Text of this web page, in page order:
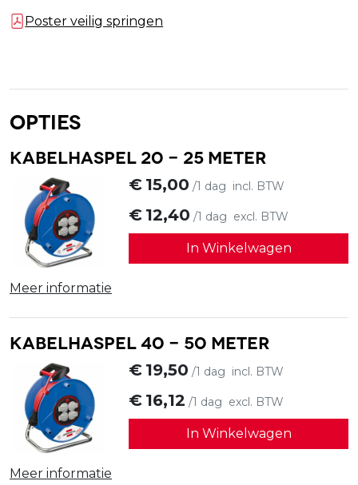
Poster veilig springen
Opties
Kabelhaspel 20 - 25 meter
€ 15,00 /1 dag incl. BTW
€ 12,40 /1 dag excl. BTW
In Winkelwagen
Meer informatie
Kabelhaspel 40 - 50 meter
€ 19,50 /1 dag incl. BTW
€ 16,12 /1 dag excl. BTW
In Winkelwagen
Meer informatie